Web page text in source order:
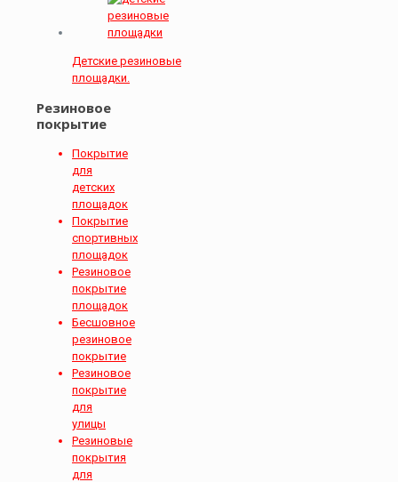
Детские резиновые
площадки.
Резиновое
покрытие
Покрытие
для
детских
площадок
Покрытие
спортивных
площадок
Резиновое
покрытие
площадок
Бесшовное
резиновое
покрытие
Резиновое
покрытие
для
улицы
Резиновые
покрытия
для